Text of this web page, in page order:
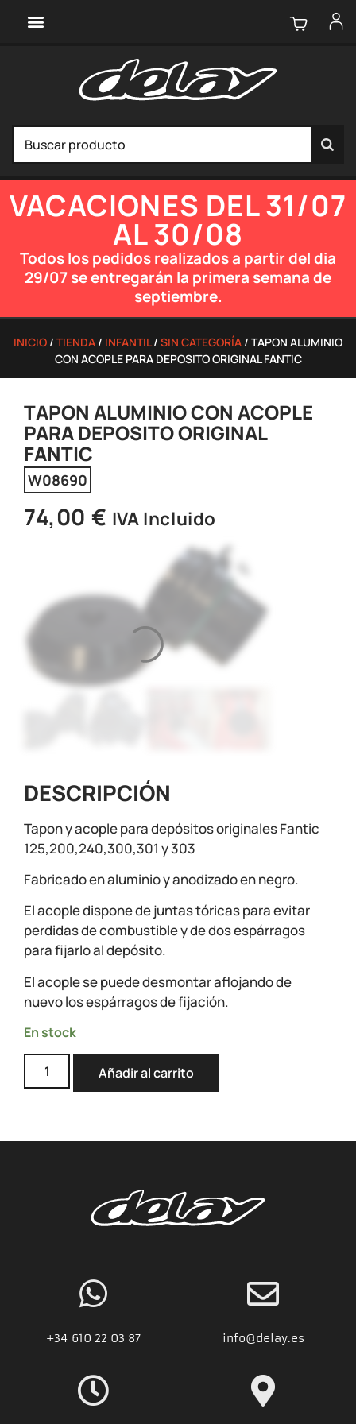
VACACIONES DEL 31/07
AL 30/08
Todos los pedidos realizados a partir del dia
29/07 se entregarán la primera semana de
septiembre.
INICIO / TIENDA / INFANTIL/ SIN CATEGORÍA / TAPON ALUMINIO
CON ACOPLE PARA DEPOSITO ORIGINAL FANTIC
TAPON ALUMINIO CON ACOPLE
PARA DEPOSITO ORIGINAL
FANTIC
W08690
74,00 € IVA Incluido
DESCRIPCIÓN
Tapon y acople para depósitos originales Fantic
125,200,240,300,301 y 303
Fabricado en aluminio y anodizado en negro.
El acople dispone de juntas tóricas para evitar
perdidas de combustible y de dos espárragos
para fijarlo al depósito.
El acople se puede desmontar aflojando de
nuevo los espárragos de fijación.
En stock
Añadir al carrito
+34 610 22 03 87 info@delay.es